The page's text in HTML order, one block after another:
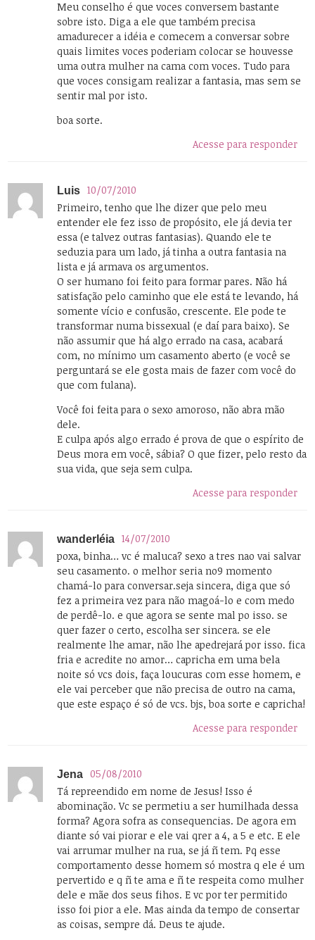
Meu conselho é que voces conversem bastante
sobre isto. Diga a ele que também precisa
amadurecer a idéia e comecem a conversar sobre
quais limites voces poderiam colocar se houvesse
uma outra mulher na cama com voces. Tudo para
que voces consigam realizar a fantasia, mas sem se
sentir mal por isto.
boa sorte.
Acesse para responder
Luis
10/07/2010
Primeiro, tenho que lhe dizer que pelo meu
entender ele fez isso de propósito, ele já devia ter
essa (e talvez outras fantasias). Quando ele te
seduzia para um lado, já tinha a outra fantasia na
lista e já armava os argumentos.
O ser humano foi feito para formar pares. Não há
satisfação pelo caminho que ele está te levando, há
somente vício e confusão, crescente. Ele pode te
transformar numa bissexual (e daí para baixo). Se
não assumir que há algo errado na casa, acabará
com, no mínimo um casamento aberto (e você se
perguntará se ele gosta mais de fazer com você do
que com fulana).
Você foi feita para o sexo amoroso, não abra mão
dele.
E culpa após algo errado é prova de que o espírito de
Deus mora em você, sábia? O que fizer, pelo resto da
sua vida, que seja sem culpa.
Acesse para responder
wanderléia
14/07/2010
poxa, binha… vc é maluca? sexo a tres nao vai salvar
seu casamento. o melhor seria no9 momento
chamá-lo para conversar.seja sincera, diga que só
fez a primeira vez para não magoá-lo e com medo
de perdê-lo. e que agora se sente mal po isso. se
quer fazer o certo, escolha ser sincera. se ele
realmente lhe amar, não lhe apedrejará por isso. fica
fria e acredite no amor… capricha em uma bela
noite só vcs dois, faça loucuras com esse homem, e
ele vai perceber que não precisa de outro na cama,
que este espaço é só de vcs. bjs, boa sorte e capricha!
Acesse para responder
Jena
05/08/2010
Tá repreendido em nome de Jesus! Isso é
abominação. Vc se permetiu a ser humilhada dessa
forma? Agora sofra as consequencias. De agora em
diante só vai piorar e ele vai qrer a 4, a 5 e etc. E ele
vai arrumar mulher na rua, se já ñ tem. Pq esse
comportamento desse homem só mostra q ele é um
pervertido e q ñ te ama e ñ te respeita como mulher
dele e mãe dos seus fihos. E vc por ter permitido
isso foi pior a ele. Mas ainda da tempo de consertar
as coisas, sempre dá. Deus te ajude.